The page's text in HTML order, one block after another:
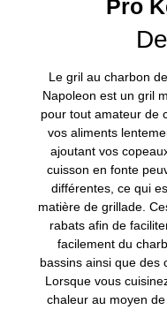
Pro
Le gril au charbon
Napoleon est un gril
pour tout amateur de
vos aliments
ajoutant vos
cuisson en fonte
différentes, ce qui
matière de grillade.
rabats afin de
facilement du
bassins ainsi que des
Lorsque vous
chaleur au moyen de